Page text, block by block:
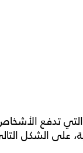
تدفع
على الشكل